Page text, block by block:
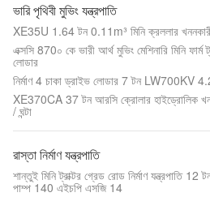
ভারি পৃথিবী মুভিং যন্ত্রপাতি
XE35U 1.64 টন 0.11m³ মিনি ক্রললার
এক্সসি 870০ কে ভারী আর্থ মুভিং মেশিনারি মিনি ফার্ম
লোডার
নির্মাণ 4 চাকা ড্রাইভ লোডার 7 টন LW700KV
XE370CA 37 টন আরসি ক্রোলার হাইড্রোলিক
/ ঘন্টা
রাস্তা নির্মাণ যন্ত্রপাতি
শান্তুই মিনি ট্রাক্টর গ্রেড রোড নির্মাণ যন্ত্রপাতি
পাম্প 140 এইচপি এসজি 14